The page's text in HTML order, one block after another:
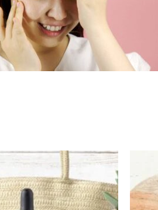
sâu trong giấc ngủ. Công
sâu vào biểu bì, mang lại khả